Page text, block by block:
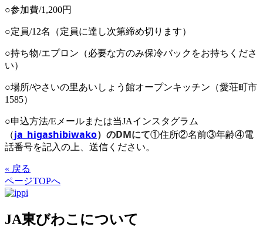
○参加費/1,200円
○定員/12名（定員に達し次第締め切ります）
○持ち物/エプロン（必要な方のみ保冷バックをお持ちくださ
い）
○場所/やさいの里あいしょう館オープンキッチン（愛荘町市
1585）
○申込方法/Eメールまたは当JAインスタグラム
（ja_higashibiwako）のDMにて①住所②名前③年齢④電
話番号を記入の上、送信ください。
« 戻る
ページTOPへ
JA東びわこについて